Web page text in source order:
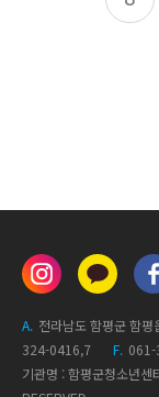
A. 전라남도 함평군 함
324-0416,7
F.
기관명 : 함평군청소년센